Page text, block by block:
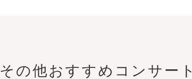
その他おすすめコンサート